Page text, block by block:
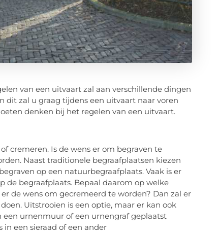
van een uitvaart zal aan verschillende dingen
dit zal u graag tijdens een uitvaart naar voren
denken bij het regelen van een uitvaart.
cremeren. Is de wens er om begraven te
Naast traditionele begraafplaatsen kiezen
op een natuurbegraafplaats. Vaak is er
de begraafplaats. Bepaal daarom op welke
de wens om gecremeerd te worden? Dan zal er
Uitstrooien is een optie, maar er kan ook
een urnenmuur ofeen urnengraf geplaatst
in een sieraad of een ander